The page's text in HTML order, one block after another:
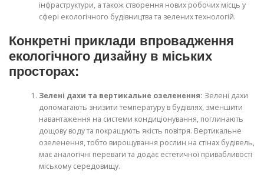
інфраструктури, а також створення нових робочих місць у
сфері екологічного будівництва та зелених технологій.
Конкретні приклади впровадження
екологічного дизайну в міських
просторах:
Зелені дахи та вертикальне озеленення: Зелені дахи
допомагають знизити температуру в будівлях, зменшити
навантаження на системи кондиціонування, поглинають
дощову воду та покращують якість повітря. Вертикальне
озеленення, тобто вирощування рослин на стінах будівель,
має аналогічні переваги та додає естетичної привабливості
міському середовищу.